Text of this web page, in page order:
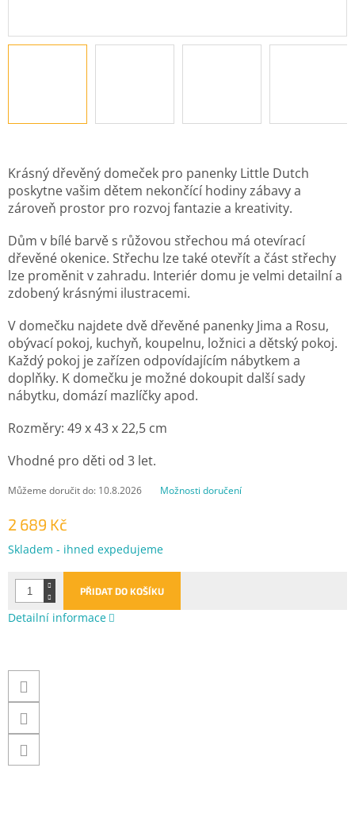
2 689 Kč
Měrná
Skladem - ihned expedujeme
Můžeme doručit do: 10.8.2026 Možnosti doručení
PŘIDAT DO KOŠÍKU
Krásný dřevěný domeček pro panenky Little Dutch
poskytne vašim dětem nekončící hodiny zábavy a
zároveň prostor pro rozvoj fantazie a kreativity.
Dům v bílé barvě s růžovou střechou má otevírací
dřevěné okenice. Střechu lze také otevřít a část střechy
lze proměnit v zahradu. Interiér domu je velmi detailní a
zdobený krásnými ilustracemi.
V domečku najdete dvě dřevěné panenky Jima a Rosu,
obývací pokoj, kuchyň, koupelnu, ložnici a dětský pokoj.
Každý pokoj je zařízen odpovídajícím nábytkem a
doplňky. K domečku je možné dokoupit další sady
nábytku, domází mazlíčky apod.
Rozměry: 49 x 43 x 22,5 cm
Vhodné pro děti od 3 let.
Detailní informace